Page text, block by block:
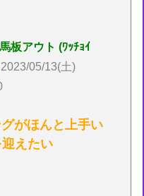
板アウト (ﾜｯﾁｮｲ
2023/05/13(土)
がほんと上手い
えたい